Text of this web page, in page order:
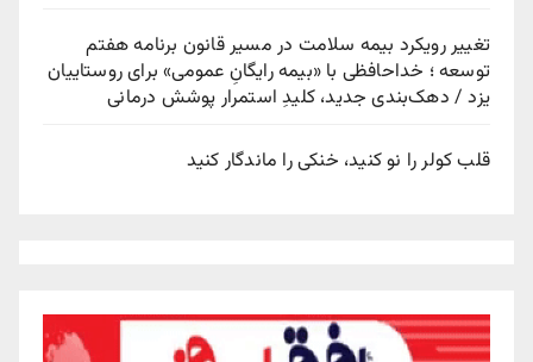
تغییر رویکرد بیمه سلامت در مسیر قانون برنامه هفتم
توسعه ؛ خداحافظی با «بیمه رایگانِ عمومی» برای روستاییان
یزد / دهک‌بندی جدید، کلیدِ استمرار پوشش درمانی
قلب کولر را نو کنید، خنکی را ماندگار کنید